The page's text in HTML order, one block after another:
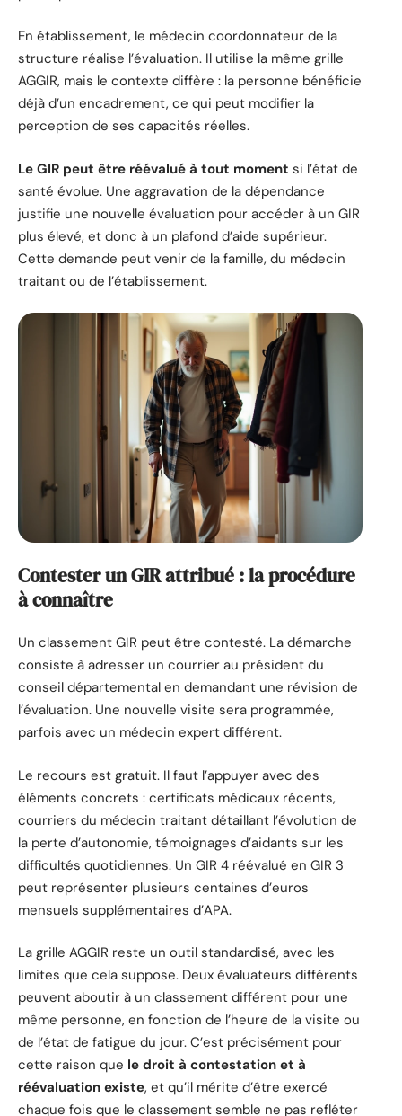
En établissement, le médecin coordonnateur de la
structure réalise l’évaluation. Il utilise la même grille
AGGIR, mais le contexte diffère : la personne bénéficie
déjà d’un encadrement, ce qui peut modifier la
perception de ses capacités réelles.
Le GIR peut être réévalué à tout moment si l’état de
santé évolue. Une aggravation de la dépendance
justifie une nouvelle évaluation pour accéder à un GIR
plus élevé, et donc à un plafond d’aide supérieur.
Cette demande peut venir de la famille, du médecin
traitant ou de l’établissement.
Contester un GIR attribué : la procédure
à connaître
Un classement GIR peut être contesté. La démarche
consiste à adresser un courrier au président du
conseil départemental en demandant une révision de
l’évaluation. Une nouvelle visite sera programmée,
parfois avec un médecin expert différent.
Le recours est gratuit. Il faut l’appuyer avec des
éléments concrets : certificats médicaux récents,
courriers du médecin traitant détaillant l’évolution de
la perte d’autonomie, témoignages d’aidants sur les
difficultés quotidiennes. Un GIR 4 réévalué en GIR 3
peut représenter plusieurs centaines d’euros
mensuels supplémentaires d’APA.
La grille AGGIR reste un outil standardisé, avec les
limites que cela suppose. Deux évaluateurs différents
peuvent aboutir à un classement différent pour une
même personne, en fonction de l’heure de la visite ou
de l’état de fatigue du jour. C’est précisément pour
cette raison que le droit à contestation et à
réévaluation existe, et qu’il mérite d’être exercé
chaque fois que le classement semble ne pas refléter